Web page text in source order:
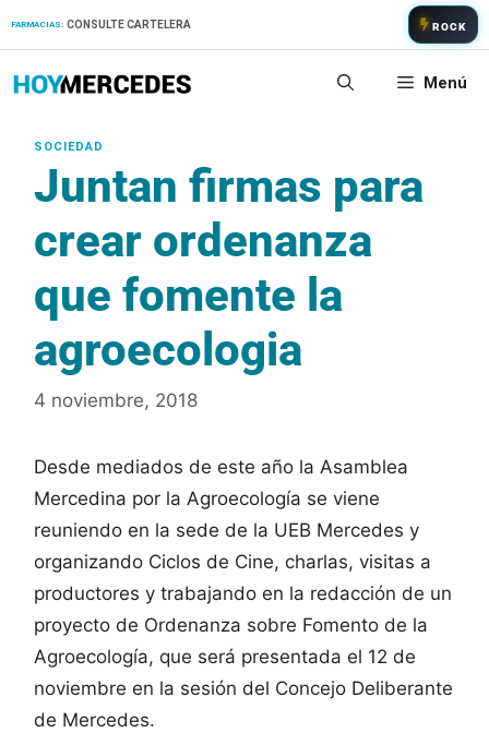
FARMACIAS: CONSULTE CARTELERA ROCK
Menú
Juntan firmas para
crear ordenanza
que fomente la
agroecologia
4 noviembre, 2018
Desde mediados de este año la Asamblea
Mercedina por la Agroecología se viene
reuniendo en la sede de la UEB Mercedes y
organizando Ciclos de Cine, charlas, visitas a
productores y trabajando en la redacción de un
proyecto de Ordenanza sobre Fomento de la
Agroecología, que será presentada el 12 de
noviembre en la sesión del Concejo Deliberante
de Mercedes.